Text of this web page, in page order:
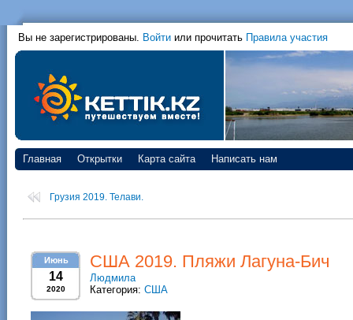
Вы не зарегистрированы. Войти или прочитать Правила участия
Главная Открытки Карта сайта Написать нам
Грузия 2019. Телави.
Июнь
14
2020
США 2019. Пляжи Лагуна-Бич
Людмила
Категория: США